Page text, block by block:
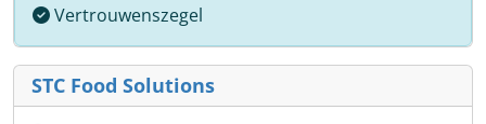
Vertrouwenszegel
STC Food Solutions